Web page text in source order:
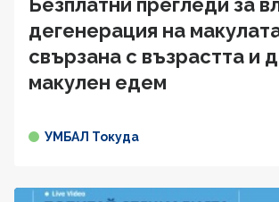
дегенерация на
свързана с възрастта и
макулен едем
УМБАЛ Токуда